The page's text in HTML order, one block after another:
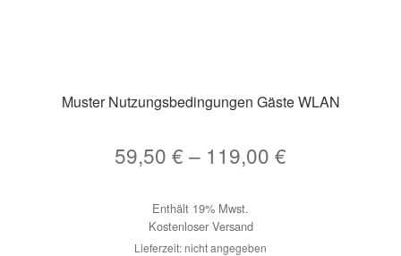
Muster Nutzungsbedingungen Gäste WLAN
59,50 € – 119,00 €
Enthält 19% Mwst.
Kostenloser Versand
Lieferzeit: nicht angegeben